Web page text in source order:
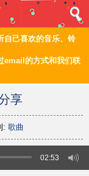
自己喜欢的音乐、铃
email的方式和我们联
享
: 歌曲
02:53